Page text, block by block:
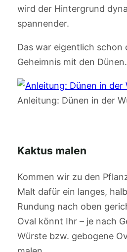
wird der Hintergrund
spannender.
Das war eigentlich schon
Geheimnis mit den
Anleitung: Dünen in der
Kaktus malen
Kommen wir zu den
Malt dafür ein langes,
Rundung nach oben
Oval könnt Ihr – je nach
Würste bzw. gebogene